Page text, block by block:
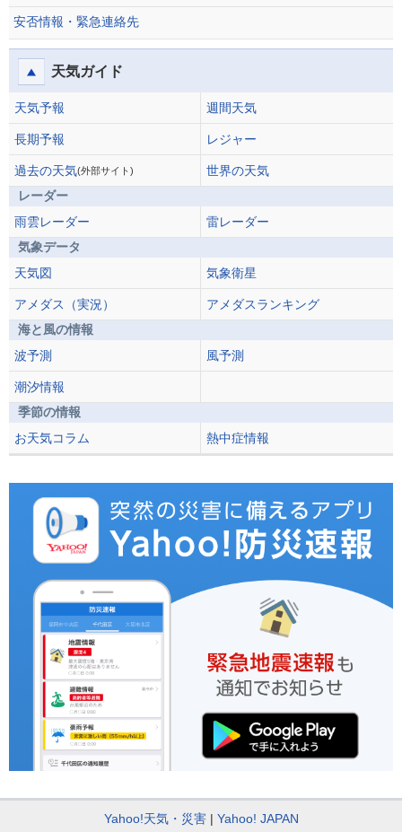
安否情報・緊急連絡先
天気ガイド
天気予報 週間天気
長期予報 レジャー
過去の天気(外部サイト)
世界の天気
レーダー
雨雲レーダー
雷レーダー
気象データ
天気図
気象衛星
アメダス（実況）
アメダスランキング
海と風の情報
波予測
風予測
潮汐情報
季節の情報
お天気コラム
熱中症情報
Yahoo!天気・災害 Yahoo! JAPAN